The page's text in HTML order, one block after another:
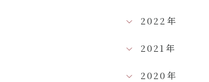
2022年
2021年
2020年